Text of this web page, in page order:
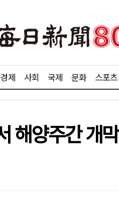
경제 사회 국제 문화 스포츠
해양주간 개막